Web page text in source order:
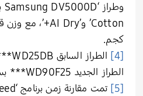
كجم.
[4]
الطراز الجديد WD90F25*** بسعة 18 كجم.
[5]